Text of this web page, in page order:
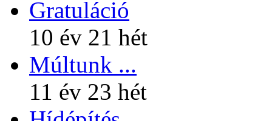
Gratuláció
10 év 21 hét
Múltunk ...
11 év 23 hét